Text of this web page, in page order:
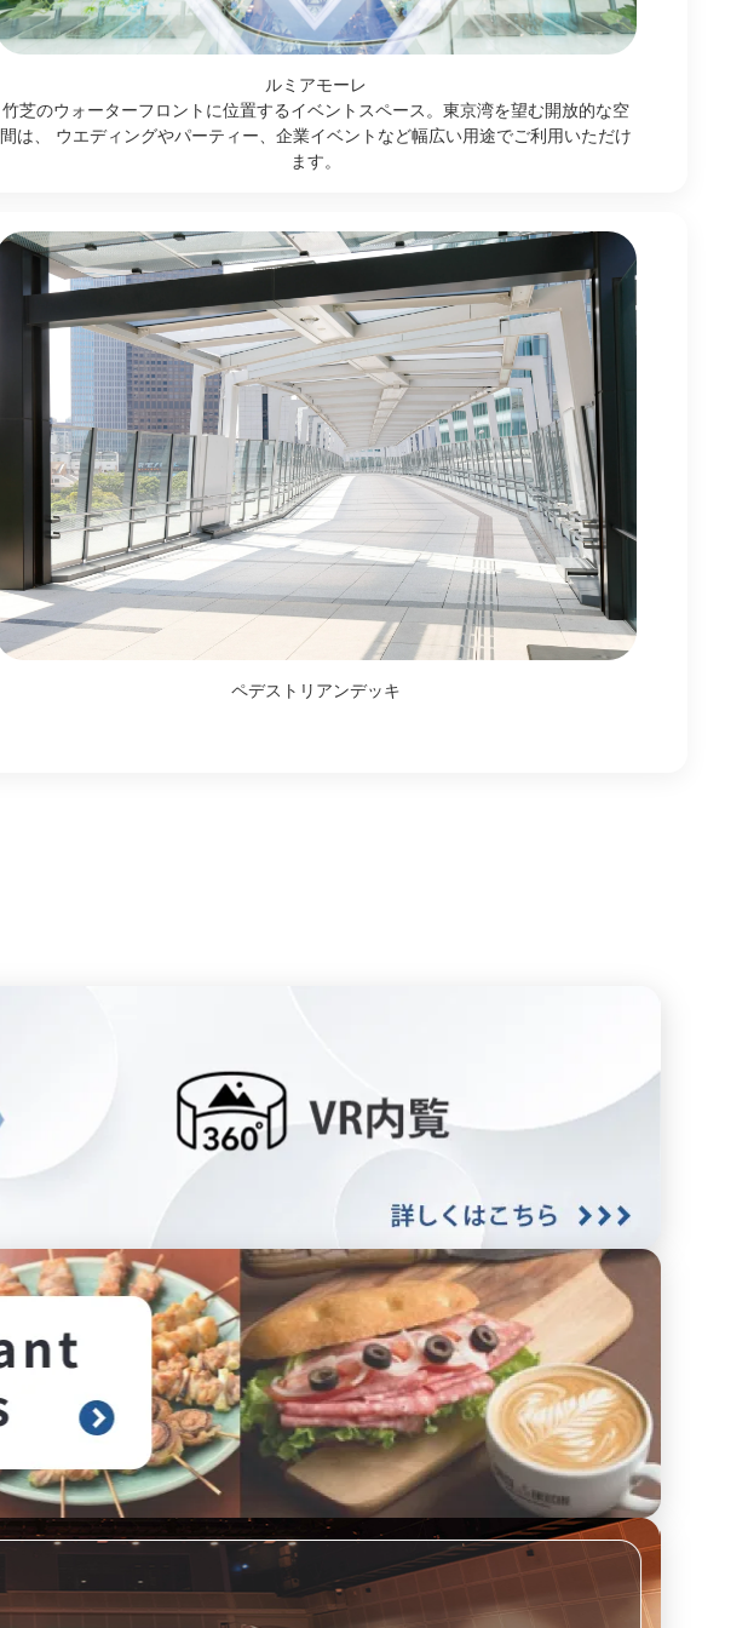
ルミアモーレ
竹芝のウォーターフロントに位置するイベントスペース。東京湾を望む開放的な空
間は、 ウエディングやパーティー、企業イベントなど幅広い用途でご利用いただけ
ます。
ペデストリアンデッキ